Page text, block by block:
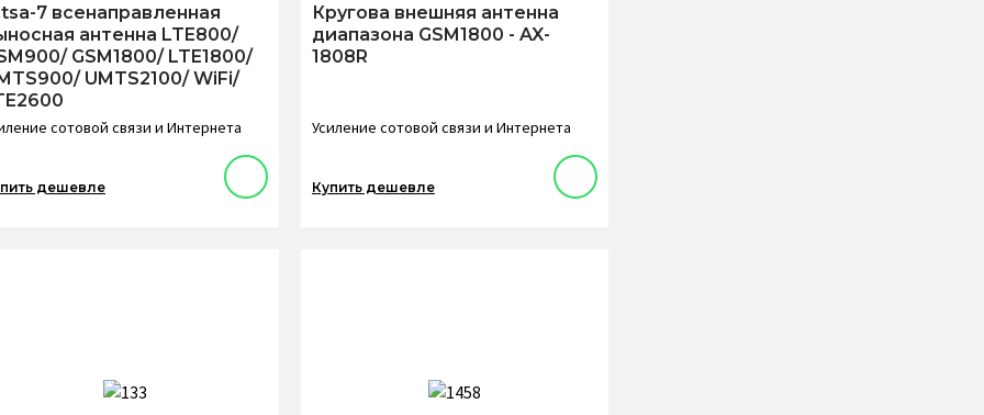
7 всенаправленная
антенна LTE800/
GSM1800/ LTE1800/
UMTS2100/ WiFi/
сотовой связи и Интернета
дешевле
Кругова внешняя антенна
диапазона GSM1800 - AX-
1808R
Усиление сотовой связи и Интернета
Купить дешевле